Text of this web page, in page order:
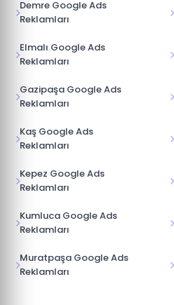
Demre Google Ads
Reklamları
Elmalı Google Ads
Reklamları
Gazipaşa Google Ads
Reklamları
Kaş Google Ads
Reklamları
Kepez Google Ads
Reklamları
Kumluca Google Ads
Reklamları
Muratpaşa Google Ads
Reklamları